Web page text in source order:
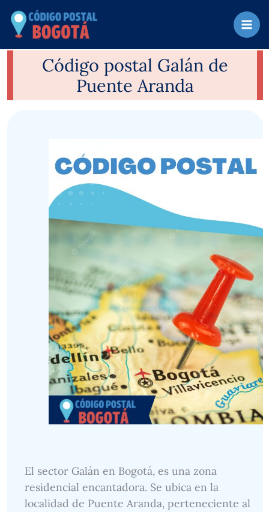
contenido
Código postal Galán de
Puente Aranda
El sector Galán en Bogotá, es una zona
residencial encantadora. Se ubica en la
localidad de Puente Aranda, perteneciente al